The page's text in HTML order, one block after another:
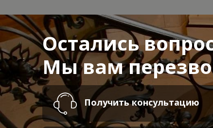
Остались
Мы вам
Получить консультацию